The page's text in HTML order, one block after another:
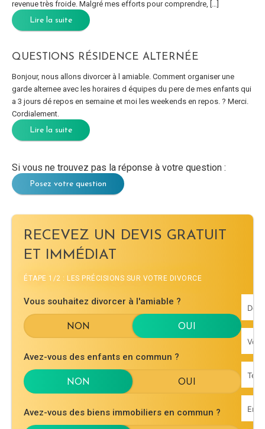
revenue très froide. Malgré mes efforts pour comprendre, […]
Lire la suite
QUESTIONS RÉSIDENCE ALTERNÉE
Bonjour, nous allons divorcer à l amiable. Comment organiser une
garde alternee avec les horaires d équipes du pere de mes enfants qui
a 3 jours dé repos en semaine et moi les weekends en repos. ? Merci.
Cordialement.
Lire la suite
Si vous ne trouvez pas la réponse à votre question :
Posez votre question
RECEVEZ UN DEVIS GRATUIT
ET IMMÉDIAT
ÉTAPE 1/2 : LES PRÉCISIONS SUR VOTRE DIVORCE
Vous souhaitez divorcer à l'amiable ?
Avez-vous des enfants en commun ?
Avez-vous des biens immobiliers en commun ?